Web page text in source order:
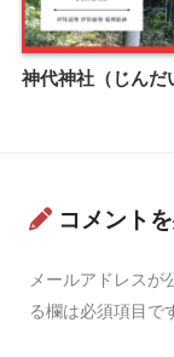
神代神社（じんだ
コメント
メールアドレスが
る欄は必須項目で